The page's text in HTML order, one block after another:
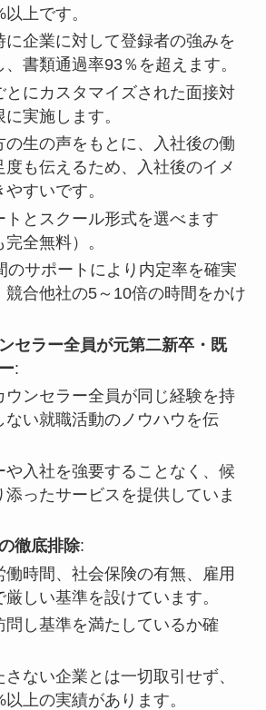
上です。
に企業に対して登録者の強みを
書類通過率93％を超えます。
とにカスタマイズされた面接対
実施します。
の生の声をもとに、入社後の働
度も伝えるため、入社後のイメ
すいです。
トとスクール形式を選べます
完全無料）。
のサポートにより内定率を確実
競合他社の5～10倍の時間をかけ
セラー全員が元第二新卒・既
:
ウンセラー全員が同じ経験を持
ない就職活動のノウハウを伝
や入社を強要することなく、候
添ったサービスを提供していま
徹底排除:
働時間、社会保険の有無、雇用
しい基準を設けています。
問し基準を満たしているか確
ない企業とは一切取引せず、
上の実績があります。